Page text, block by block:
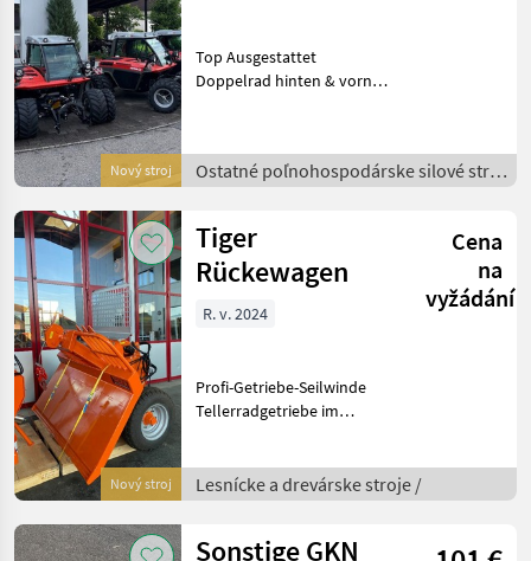
Nový stroj
Top Ausgestattet
Doppelrad hinten & vorne
poľnohospodárske silové
stroje Dvojhriadeľové
Ostatné poľnohospodárske silové stroje
/
Nový stroj
Tiger
Rückewagen
Cena
na
vyžádání
R. v. 2024
Profi-Getriebe-Seilwinde
Tellerradgetriebe im
Traktor auch für kleinere
Traktoren geeignet Zugkraft
Lesnícke a drevárske stroje /
Sonstige GKN